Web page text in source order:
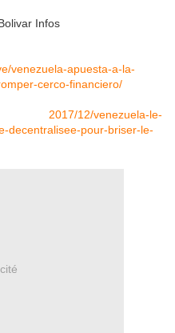
Infos
venezuela-apuesta-a-la-
cerco-financiero/
2017/12/venezuela-le-
decentralisee-pour-briser-le-